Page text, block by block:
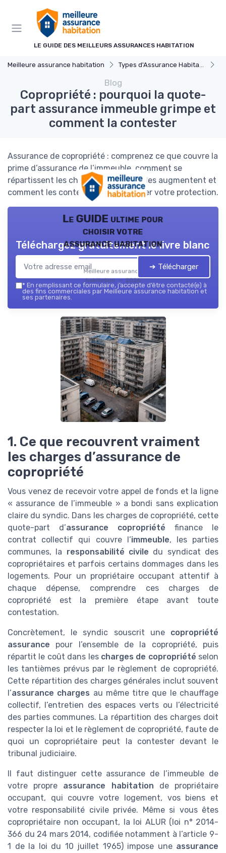
LE GUIDE DES MEILLEURS ASSURANCES HABITATION
Meilleure assurance habitation Types d'Assurance Habitation
Blog
Copropriété : pourquoi la quote-
part assurance immeuble grimpe et
comment la contester
Assurance de copropriété : comprenez ce que couvre la
prime d’assurance de l’immeuble, comment se
répartissent les charges, pourquoi elles augmentent et
comment les contester sans dégrader votre protection.
Le GUIDE ultime pour
choisir votre
assurance habitation
Meilleure assurance
habitation — 2026
Téléchargez gratuitement le livre blanc
➔ Télécharger
* En remplissant ce formulaire, j’accepte d’être contacté(e) à
des fins commerciales par Meilleure assurance habitation et
ses partenaires.
1. Ce que recouvrent vraiment
les charges d’assurance de
copropriété
Vous venez de recevoir votre appel de fonds et la ligne
« assurance de l’immeuble » a bondi sans explication
claire du syndic. Dans les charges de copropriété, cette
quote-part d’assurance copropriété finance le
contrat collectif qui couvre l’immeuble, les parties
communes, la responsabilité civile du syndicat des
copropriétaires et parfois certains dommages dans les
logements. Pour un propriétaire occupant attentif à
chaque dépense, comprendre ces charges de
copropriété est la première étape avant toute
contestation.
Concrètement, le syndic souscrit une copropriété
assurance pour l’ensemble de la copropriété, puis
répartit le coût dans les charges de copropriété selon
les tantièmes prévus par le règlement de copropriété.
Cette répartition des charges générales inclut souvent
l’assurance charges au même titre que le chauffage
collectif, l’entretien des espaces verts ou l’électricité
des parties communes. La répartition des charges doit
respecter la loi et le règlement de copropriété, faute de
quoi un copropriétaire peut la contester devant le
tribunal judiciaire.
Il faut distinguer cette assurance de l’immeuble de
votre propre assurance habitation de propriétaire
occupant, qui couvre votre logement, vos biens et
votre responsabilité civile privée. Même si vous êtes
copropriétaire non occupant, la loi ALUR (loi n° 2014-
366 du 24 mars 2014, codifiée notamment à l’article 9-
1 de la loi du 10 juillet 1965) impose une assurance
Panneau de gestion des cookies